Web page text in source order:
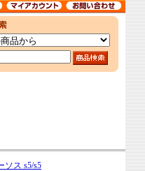
ソス s5/s5